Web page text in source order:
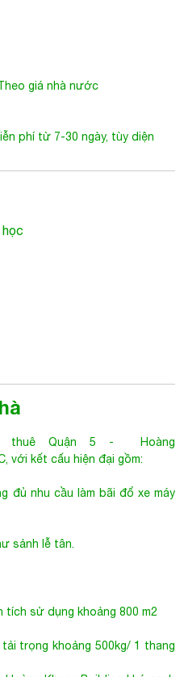
phí từ 7-30 ngày, tùy diện
Quận 5
với kết cấu hiện đại gồm:
đủ nhu cầu làm bãi đổ xe máy
sảnh lễ tân.
trọng khoảng 500kg/ 1 thang
Khang Building khá cạnh
đến việc
trường văn phòng cho thuê
Đặt cọc 3 tháng. Thanh toán
50 – 80 m2.